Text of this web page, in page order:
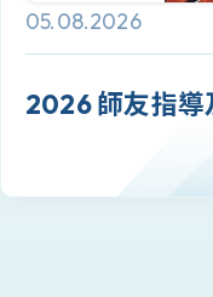
05.08.2026
2026 師友指